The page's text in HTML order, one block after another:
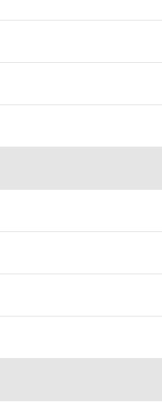
(conventional)
Acum, acest lucru
pe grill bucati mai
exterior vor avea o